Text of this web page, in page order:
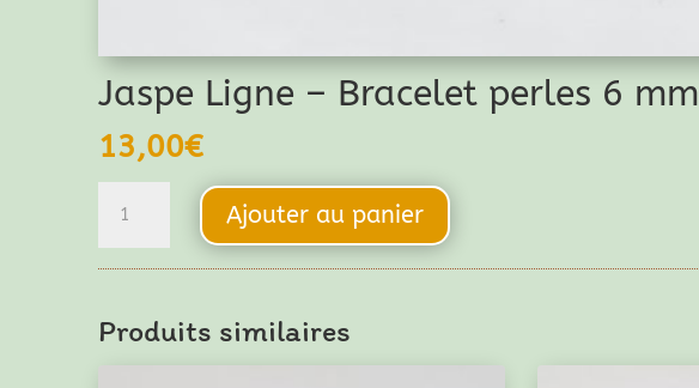
Jaspe Ligne – Bracelet perles 6 mm
13,00€
-
Ajouter au panier
Produits similaires